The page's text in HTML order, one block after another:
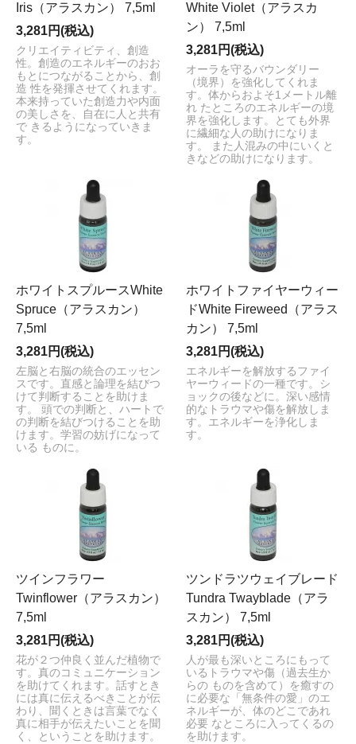
Iris（アラスカン） 7,5ml
3,281円(税込)
クリエイティビティ、創造
性。創造のエネルギーのおお
もとにつながることから、創
造 性を発揮させてくれます。
本来持っていた創造力や内面
の美しさを、自在に人と共有
で きるようになっていきま
す。
White Violet（アラスカ
ン） 7,5ml
3,281円(税込)
オーラを守るバウンダリー
（境界）を強化してくれま
す。体からおよそ1メートル離
れ たところのエネルギーの境
界を強化します。とても外界
に繊細な人の助けになりま
す。 また人混みの中にいくと
きなどの助けになります。
ホワイトスプルースWhite
Spruce（アラスカン）
7,5ml
3,281円(税込)
左脳と右脳の統合のエッセン
スです。直感と論理を結びつ
けて判断することを助けま
す。 頭での判断と、ハートで
の判断を結びつけることを助
けます。学習の妨げになって
いる ものに。
ホワイトファイヤーウィー
ドWhite Fireweed（アラス
カン） 7,5ml
3,281円(税込)
エネルギーを解放するファイ
ヤーウィードの一種です。シ
ョックの後などに。深い感情
的なトラウマや傷を解放しま
す。エネルギーを浄化しま
す。
ツインフラワー
Twinflower（アラスカン）
7,5ml
3,281円(税込)
花が２つ仲良く並んだ植物で
す。真のコミュニケーション
を助けてくれます。話すとき
には真に伝えるべきことが伝
わり、聞くときは言葉でなく
真に相手が伝えたいことを聞
く、ということを助けます。
ツンドラツウェイブレード
Tundra Twayblade（アラ
スカン） 7,5ml
3,281円(税込)
人が最も深いところにもって
いるトラウマや傷（過去生か
らの ものを含めて）を癒すの
に必要な「無条件の愛」のエ
ネルギーが、体のどこであれ
必要 なところに入ってくるの
を助けます。